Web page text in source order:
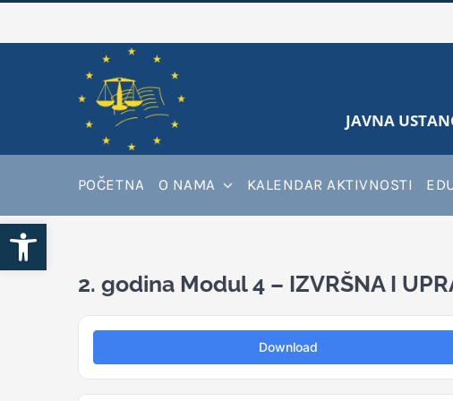
Open toolbar
JAVNA
POČETNA O NAMA KALENDAR AKTIVNOSTI
2. godina Modul 4 – IZVRŠNA I
Download